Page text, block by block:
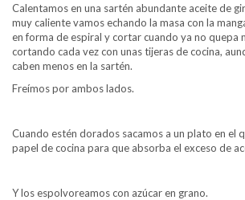
Calentamos en una sartén abundante aceite de
muy caliente vamos echando la masa con la
en forma de espiral y cortar cuando ya no quepa
cortando cada vez con unas tijeras de cocina,
caben menos en la sartén.
Freímos por ambos lados.
Cuando estén dorados sacamos a un plato en el
papel de cocina para que absorba el exceso de
Y los espolvoreamos con azúcar en grano.